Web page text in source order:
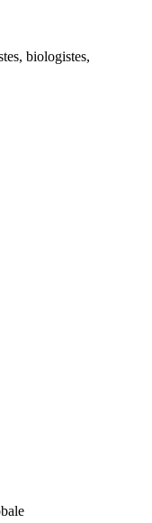
biologistes,